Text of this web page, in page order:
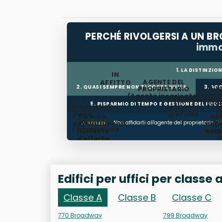
PERCHÉ RIVOLGERSI A UN
1. LA
AGENTE DEL
PROPRIETARIO
(Agente incaricato)
IN
AFFITTO
2. QUASI SEMPRE NON TI COSTA NULLA 3.
proprietario
paga
la
commissione
esperta
gratuita
5. RISPARMIO DI TEMPO E GESTIONE DEL
Ricerca,
appuntamenti,
richieste
d'offerta
IN SINTESI:
Non affidarti all'agente del proprietario.
Edifici per uffici per classe
Classe A Classe B Classe C
770 Broadway
799 Broadway